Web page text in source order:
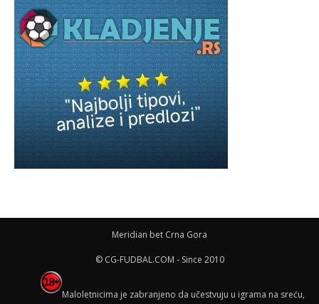
Meridian bet Crna Gora
© CG-FUDBAL.COM - Since 2010
Maloletnicima je zabranjeno da učestvuju u igrama na sreću,